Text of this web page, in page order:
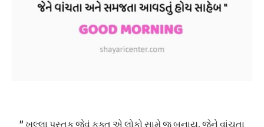
” ખુલ્લા પુસ્તક જેવું ફક્ત એ લોકો સામે જ બનાય, જેને વાંચતા